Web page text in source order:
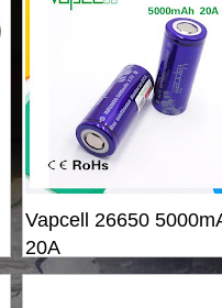
Vapcell 26650
20A